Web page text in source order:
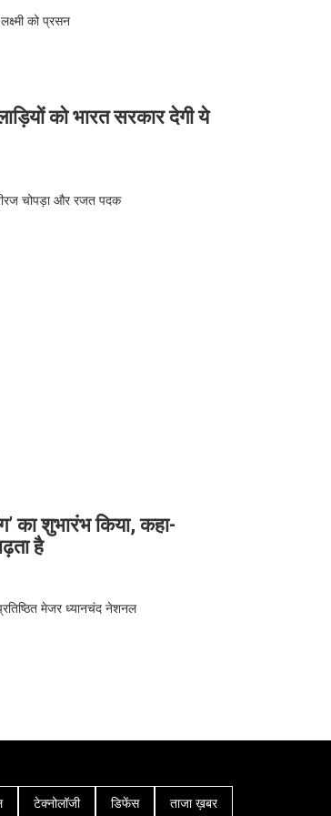
को प्रसन
को भारत सरकार देगी ये
चोपड़ा और रजत पदक
का शुभारंभ किया, कहा-
है
मेजर ध्यानचंद नेशनल
टेक्नोलॉजी डिफेंस ताजा ख़बर